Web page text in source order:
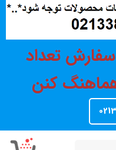
سفارش تعداد
کنن